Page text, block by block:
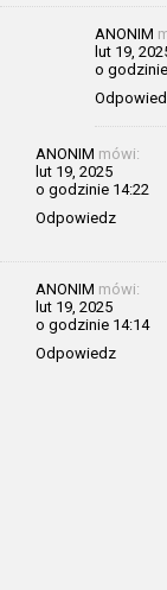
ANONIM
lut 19,
o
ANONIM mówi:
lut 19, 2025
o godzinie 14:22
Odpowiedz
ANONIM mówi:
lut 19, 2025
o godzinie 14:14
Odpowiedz